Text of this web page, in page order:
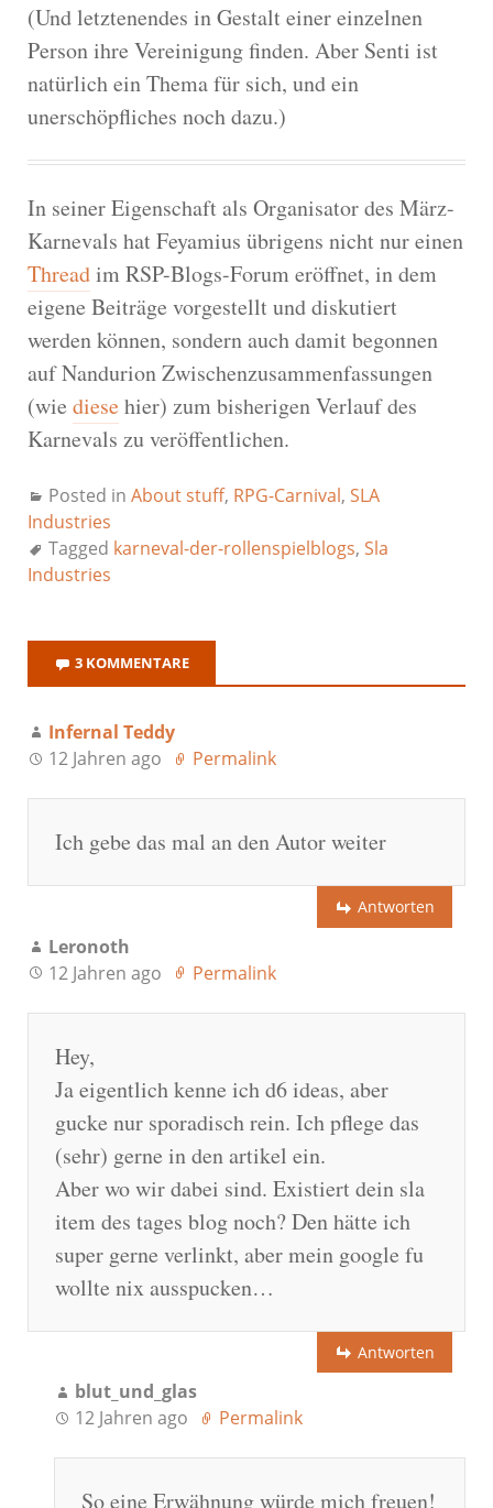
(Und letztenendes in Gestalt einer einzelnen
Person ihre Vereinigung finden. Aber Senti ist
natürlich ein Thema für sich, und ein
unerschöpfliches noch dazu.)
In seiner Eigenschaft als Organisator des März-
Karnevals hat Feyamius übrigens nicht nur einen
Threadim RSP-Blogs-Forum eröffnet, in dem
eigene Beiträge vorgestellt und diskutiert
werden können, sondern auch damit begonnen
auf Nandurion Zwischenzusammenfassungen
(wie diesehier) zum bisherigen Verlauf des
Karnevals zu veröffentlichen.
Posted in About stuff, RPG-Carnival, SLA
Industries
Tagged karneval-der-rollenspielblogs, Sla
Industries
3 KOMMENTARE
Infernal Teddy
12 Jahren ago
Permalink
Ich gebe das mal an den Autor weiter
Antworten
Leronoth
12 Jahren ago
Permalink
Hey,
Ja eigentlich kenne ich d6 ideas, aber
gucke nur sporadisch rein. Ich pflege das
(sehr) gerne in den artikel ein.
Aber wo wir dabei sind. Existiert dein sla
item des tages blog noch? Den hätte ich
super gerne verlinkt, aber mein google fu
wollte nix ausspucken…
Antworten
blut_und_glas
12 Jahren ago
Permalink
So eine Erwähnung würde mich freuen!